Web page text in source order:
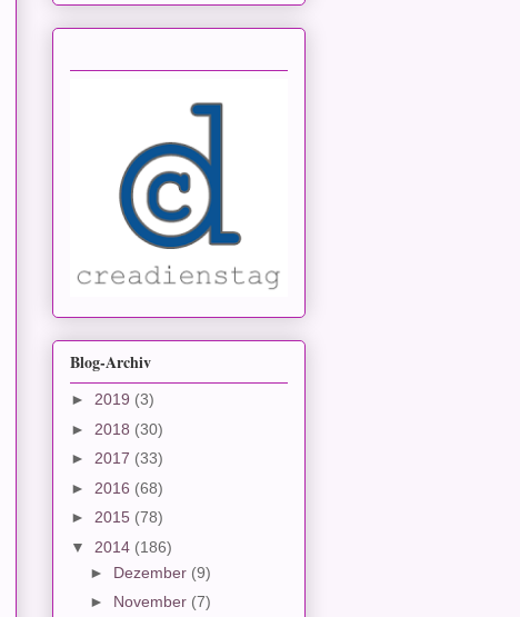
Blog-Archiv
► 2019 (3)
► 2018 (30)
► 2017 (33)
► 2016 (68)
► 2015 (78)
▼ 2014 (186)
► Dezember (9)
► November (7)